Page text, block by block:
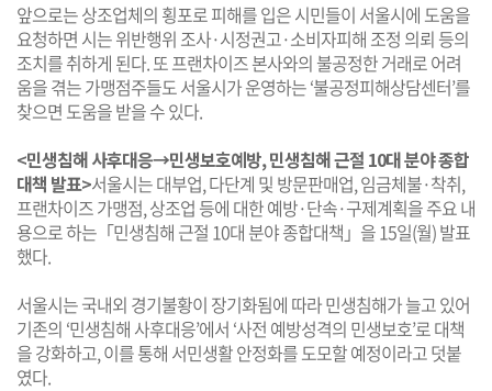
앞으로는 상조업체의 횡포로 피해를 입은 시민들이 서울시에 도움을
요청하면 시는 위반행위 조사·시정권고·소비자피해 조정 의뢰 등의
조치를 취하게 된다. 또 프랜차이즈 본사와의 불공정한 거래로 어려
움을 겪는 가맹점주들도 서울시가 운영하는 ‘불공정피해상담센터’를
찾으면 도움을 받을 수 있다.
<민생침해 사후대응→민생보호예방, 민생침해 근절 10대 분야 종합
대책 발표>서울시는 대부업, 다단계 및 방문판매업, 임금체불·착취,
프랜차이즈 가맹점, 상조업 등에 대한 예방·단속·구제계획을 주요 내
용으로 하는「민생침해 근절 10대 분야 종합대책」을 15일(월) 발표
했다.
서울시는 국내외 경기불황이 장기화됨에 따라 민생침해가 늘고 있어
기존의 ‘민생침해 사후대응’에서 ‘사전 예방성격의 민생보호’로 대책
을 강화하고, 이를 통해 서민생활 안정화를 도모할 예정이라고 덧붙
였다.